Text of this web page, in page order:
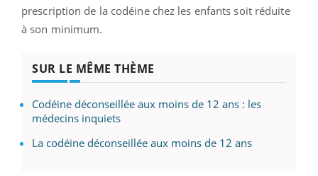
prescription de la codéine chez les enfants soit réduite
à son minimum.
SUR LE MÊME THÈME
Codéine déconseillée aux moins de 12 ans : les
médecins inquiets
La codéine déconseillée aux moins de 12 ans